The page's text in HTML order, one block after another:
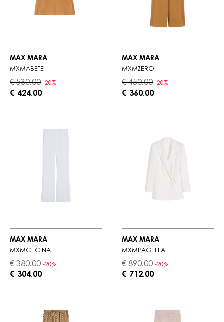
MAX MARA
MXMABETE
€ 530.00 -20%
€ 424.00
MAX MARA
MXMZERO
€ 450.00 -20%
€ 360.00
MAX MARA
MXMCECINA
€ 380.00 -20%
€ 304.00
MAX MARA
MXMPAGELLA
€ 890.00 -20%
€ 712.00